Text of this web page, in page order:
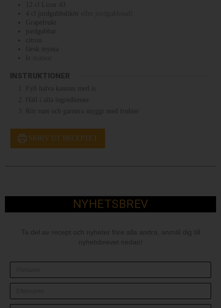
12
Licor 43
4
jordgubbslikör
Grapefrukt
jordgubbar
citron
färsk mynta
INSTRUKTIONER
Fyll halva kannan med is
Häll i alla ingredienser
Rör runt och garnera snyggt med frukter
SKRIV UT RECEPTET
NYHETSBREV
Ta del av recept och nyheter före alla andra, anmäl dig till
nyhetsbrevet nedan!